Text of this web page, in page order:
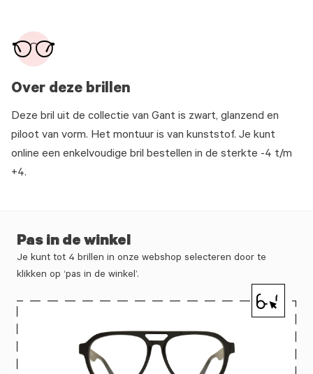
Over deze brillen
Deze bril uit de collectie van Gant is zwart, glanzend en
piloot van vorm. Het montuur is van kunststof. Je kunt
online een enkelvoudige bril bestellen in de sterkte -4 t/m
+4.
Pas in de winkel
Je kunt tot 4 brillen in onze webshop selecteren door te
klikken op ‘pas in de winkel’.